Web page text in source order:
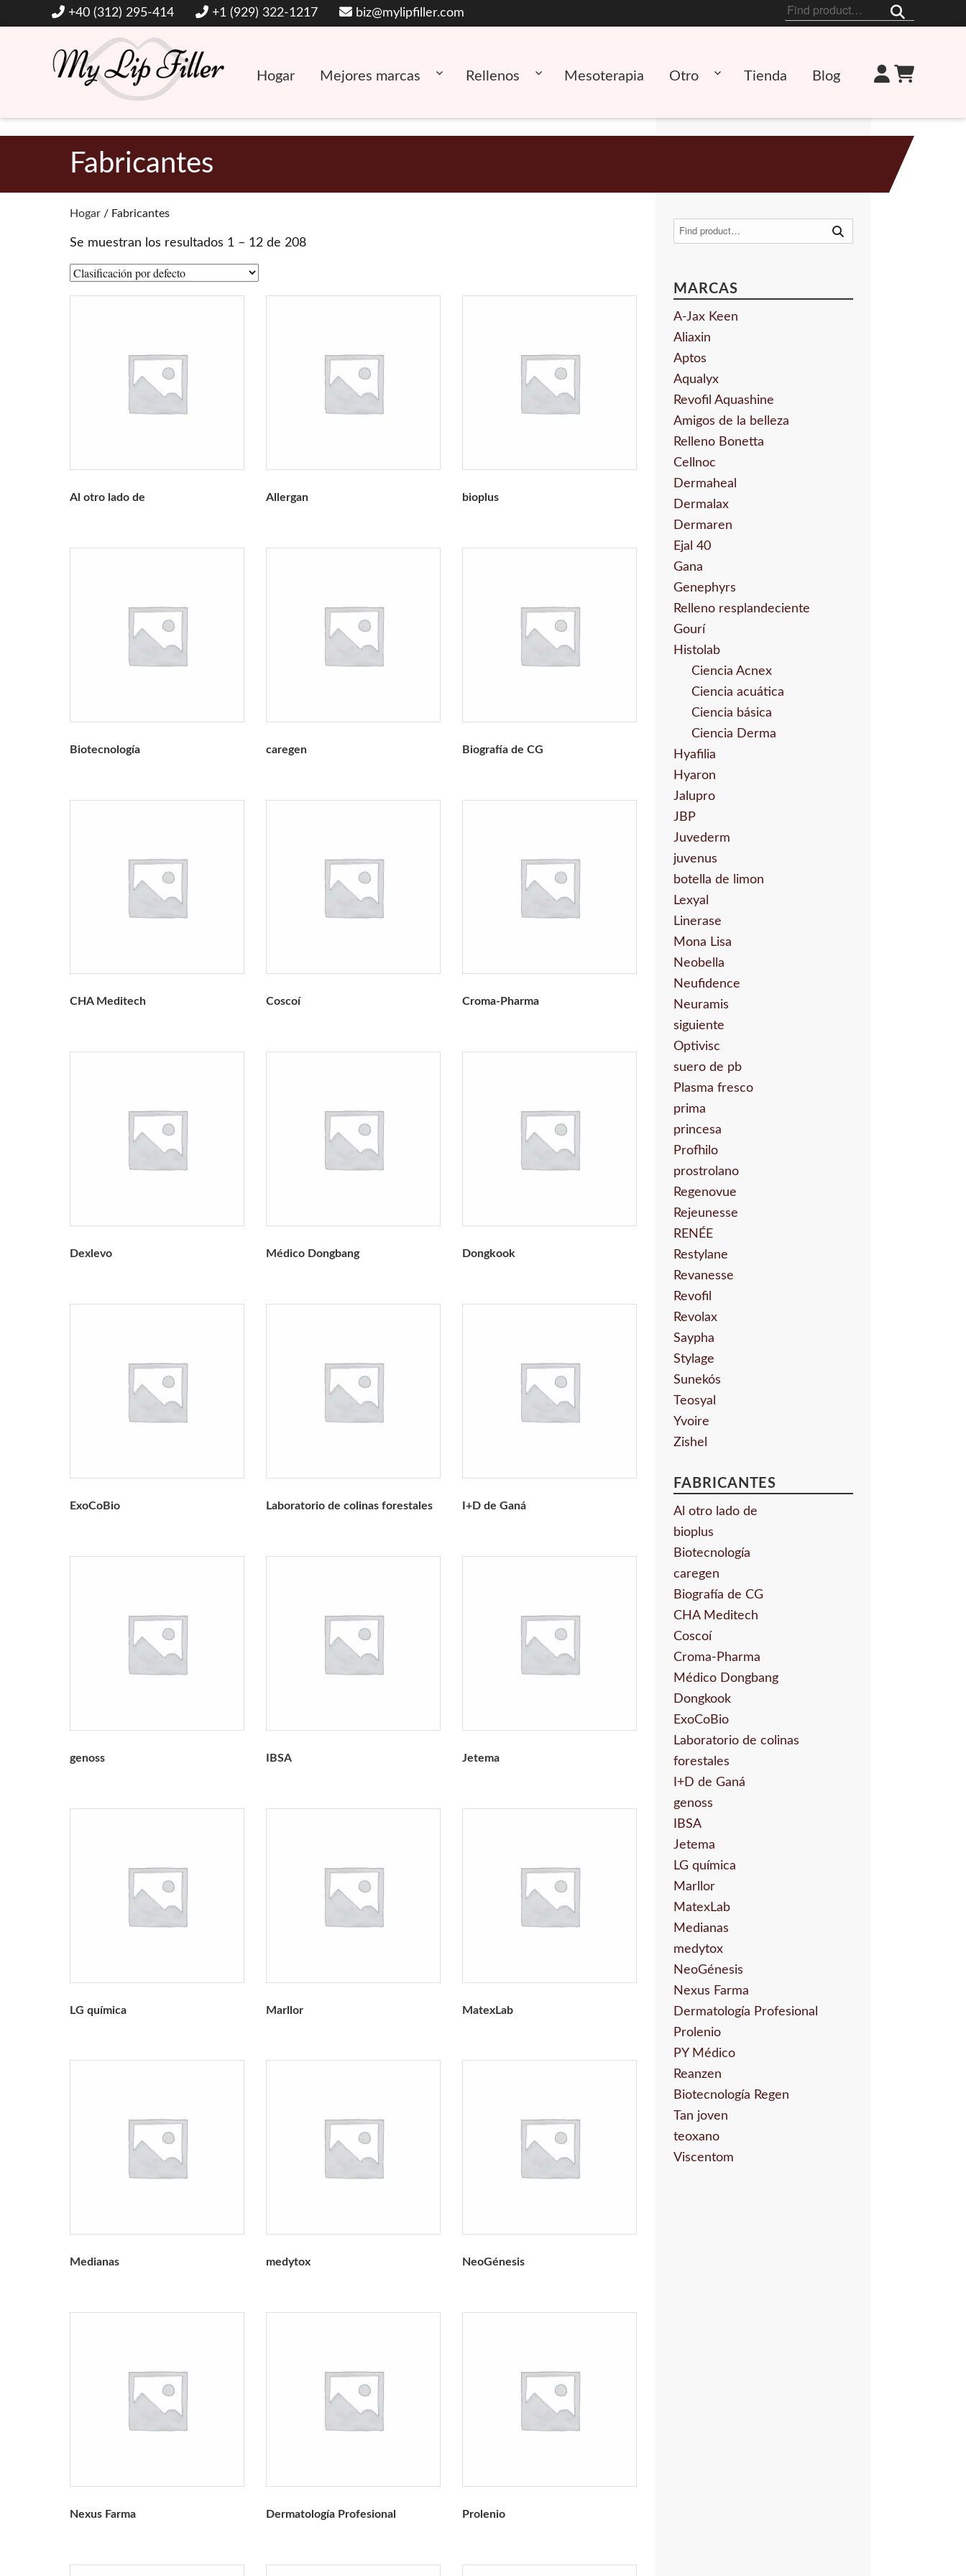
+40 (312) 295-414 +1 (929) 322-1217 biz@mylipfiller.com
Buscar
Mi relleno de labios
Hogar Mejores marcas Rellenos Mesoterapia Otro Tienda Blog
Fabricantes
Hogar / Fabricantes
Se muestran los resultados 1 – 12 de 208
Al otro lado de Allergan bioplus
Biotecnología caregen Biografía de CG
CHA Meditech Coscoí Croma-Pharma
Dexlevo Médico Dongbang Dongkook
ExoCoBio Laboratorio de colinas forestales I+D de Ganá
genoss IBSA Jetema
LG química Marllor MatexLab
Medianas medytox NeoGénesis
Nexus Farma Dermatología Profesional Prolenio
Buscar
MARCAS
A-Jax Keen
Aliaxin
Aptos
Aqualyx
Revofil Aquashine
Amigos de la belleza
Relleno Bonetta
Cellnoc
Dermaheal
Dermalax
Dermaren
Ejal 40
Gana
Genephyrs
Relleno resplandeciente
Gourí
Histolab
Ciencia Acnex
Ciencia acuática
Ciencia básica
Ciencia Derma
Hyafilia
Hyaron
Jalupro
JBP
Juvederm
juvenus
botella de limon
Lexyal
Linerase
Mona Lisa
Neobella
Neufidence
Neuramis
siguiente
Optivisc
suero de pb
Plasma fresco
prima
princesa
Profhilo
prostrolano
Regenovue
Rejeunesse
RENÉE
Restylane
Revanesse
Revofil
Revolax
Saypha
Stylage
Sunekós
Teosyal
Yvoire
Zishel
FABRICANTES
Al otro lado de
bioplus
Biotecnología
caregen
Biografía de CG
CHA Meditech
Coscoí
Croma-Pharma
Médico Dongbang
Dongkook
ExoCoBio
Laboratorio de colinas
forestales
I+D de Ganá
genoss
IBSA
Jetema
LG química
Marllor
MatexLab
Medianas
medytox
NeoGénesis
Nexus Farma
Dermatología Profesional
Prolenio
PY Médico
Reanzen
Biotecnología Regen
Tan joven
teoxano
Viscentom